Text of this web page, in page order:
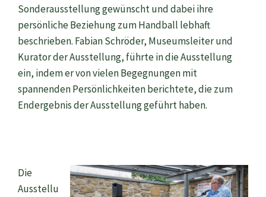
Sonderausstellung gewünscht und dabei ihre
persönliche Beziehung zum Handball lebhaft
beschrieben. Fabian Schröder, Museumsleiter und
Kurator der Ausstellung, führte in die Ausstellung
ein, indem er von vielen Begegnungen mit
spannenden Persönlichkeiten berichtete, die zum
Endergebnis der Ausstellung geführt haben.
Die
Ausstellu